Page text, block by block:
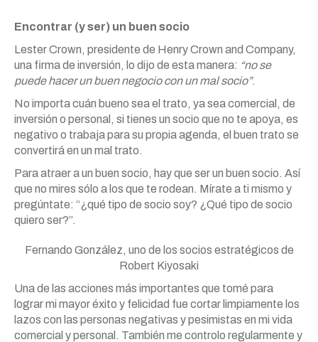
Encontrar (y ser) un buen socio
Lester Crown, presidente de Henry Crown and Company,
una firma de inversión, lo dijo de esta manera: “no se
puede hacer un buen negocio con un mal socio”.
No importa cuán bueno sea el trato, ya sea comercial, de
inversión o personal, si tienes un socio que no te apoya, es
negativo o trabaja para su propia agenda, el buen trato se
convertirá en un mal trato.
Para atraer a un buen socio, hay que ser un buen socio. Así
que no mires sólo a los que te rodean. Mírate a ti mismo y
pregúntate: “¿qué tipo de socio soy? ¿Qué tipo de socio
quiero ser?”.
Fernando González, uno de los socios estratégicos de
Robert Kiyosaki
Una de las acciones más importantes que tomé para
lograr mi mayor éxito y felicidad fue cortar limpiamente los
lazos con las personas negativas y pesimistas en mi vida
comercial y personal. También me controlo regularmente y